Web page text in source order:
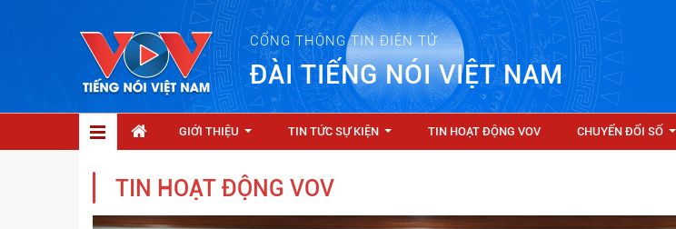
CỔNG THÔNG TIN ĐIỆN TỬ
ĐÀI TIẾNG NÓI VIỆT NAM
GIỚI THIỆU TIN TỨC SỰ KIỆN TIN HOẠT ĐỘNG VOV CHUYỂN ĐỔI SỐ
TIN HOẠT ĐỘNG VOV